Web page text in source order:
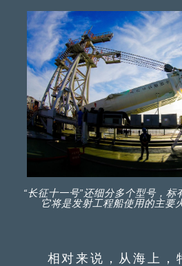
“长征十一号”还细分多个型号，标
它将是发射工程船使用的主要
相对来说，从海上，